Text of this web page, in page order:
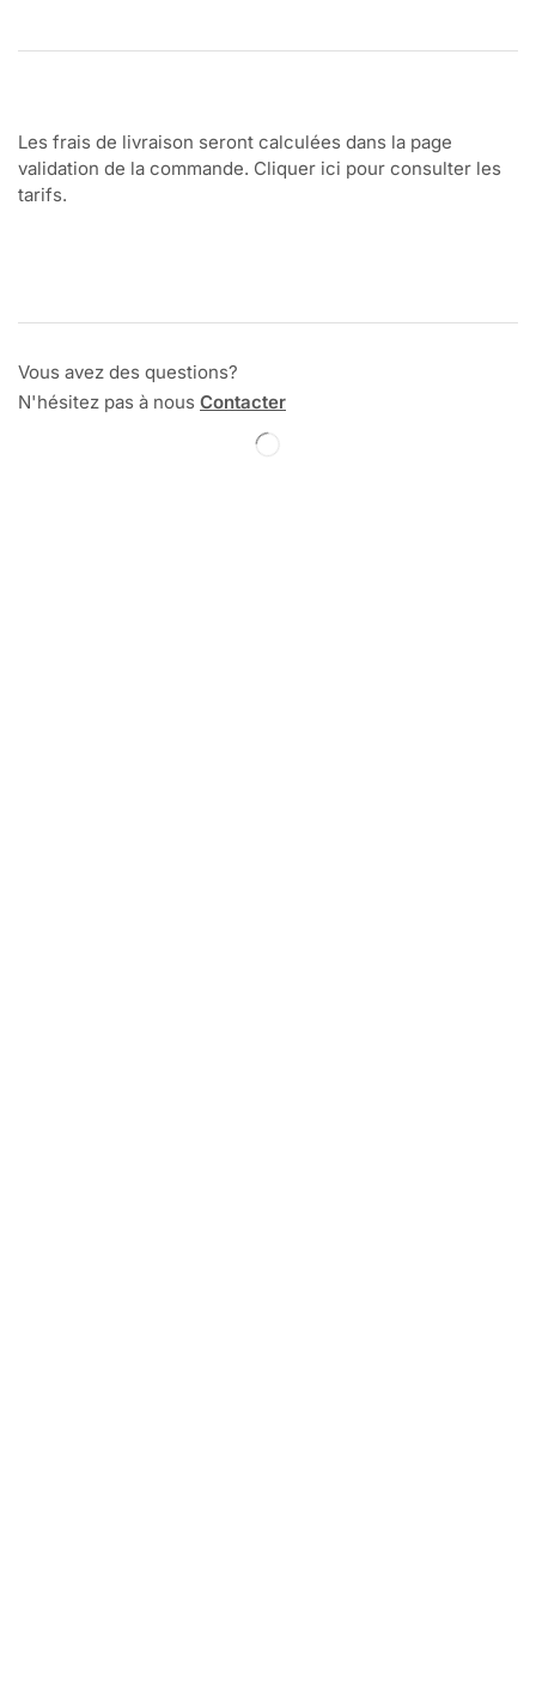
Les frais de livraison seront calculées dans la page
validation de la commande. Cliquer ici pour consulter les
tarifs.
Vous avez des questions?
N'hésitez pas à nous Contacter